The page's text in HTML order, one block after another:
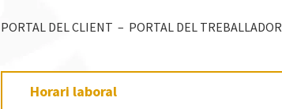
PORTAL DEL CLIENT – PORTAL DEL TREBALLADOR
Horari laboral